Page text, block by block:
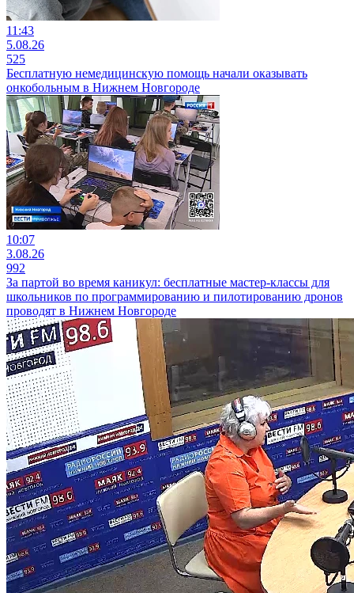
11:43
5.08.26
525
Бесплатную немедицинскую помощь начали оказывать
онкобольным в Нижнем Новгороде
10:07
3.08.26
992
За партой во время каникул: бесплатные мастер-классы для
школьников по программированию и пилотированию дронов
проводят в Нижнем Новгороде